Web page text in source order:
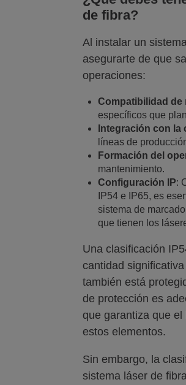
de fibra?
Al instalar un
asegurarte de que
operaciones:
Compatibilidad de
específicos que
Integración con la
líneas de
Formación del
mantenimiento.
Configuración IP:
IP54 e IP65, es
sistema de
que tienen los
Una clasificación
cantidad
también está
de protección es
que garantiza que
estos elementos.
Sin embargo, la
sistema láser de